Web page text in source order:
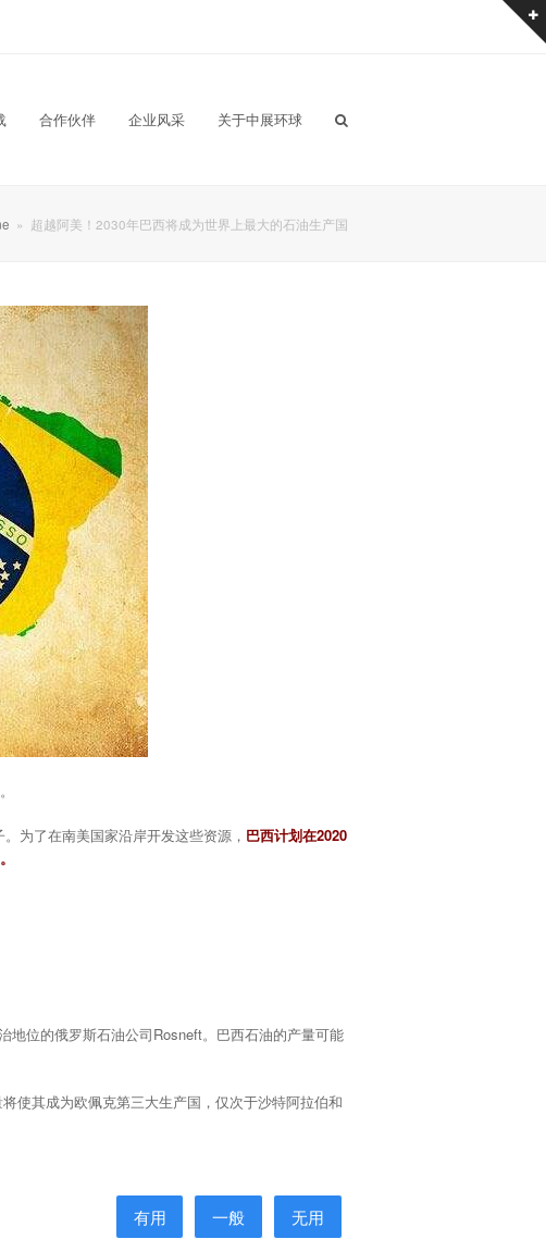
合作伙伴 企业风采 关于中展环球
» 超越阿美！2030年巴西将成为世界上最大的石油生产国
为了在南美国家沿岸开发这些资源， 巴西计划在2020
地位的俄罗斯石油公司Rosneft。巴西石油的产量可能
使其成为欧佩克第三大生产国，仅次于沙特阿拉伯和
有用 一般 无用